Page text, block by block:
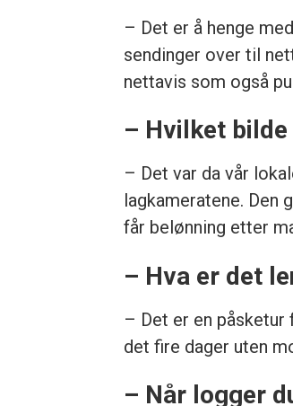
– Det er å henge
sendinger over til
nettavis som også
– Hvilket
– Det var da vår
lagkameratene.
får belønning etter
– Hva er det
– Det er en påsketur
det fire dager uten
– Når logger